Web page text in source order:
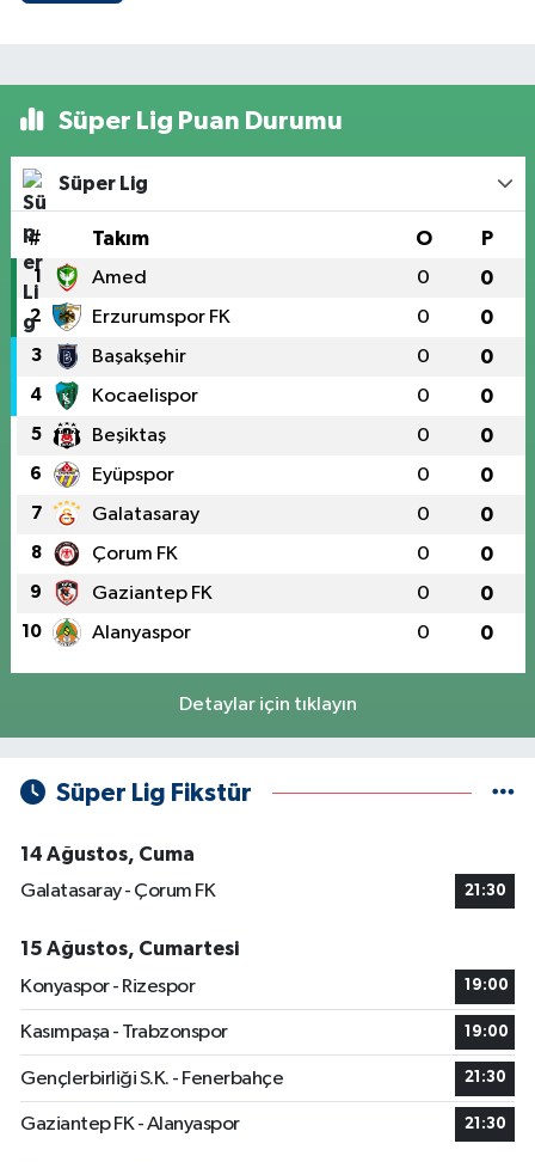
Süper Lig Puan Durumu
Süper Lig
# Takım O P
1 Amed 0 0
2 Erzurumspor FK 0 0
3 Başakşehir 0 0
4 Kocaelispor 0 0
5 Beşiktaş 0 0
6 Eyüpspor 0 0
7 Galatasaray 0 0
8 Çorum FK 0 0
9 Gaziantep FK 0 0
10 Alanyaspor 0 0
Detaylar için tıklayın
Süper Lig Fikstür
14 Ağustos, Cuma
Galatasaray - Çorum FK
21:30
15 Ağustos, Cumartesi
Konyaspor - Rizespor
19:00
Kasımpaşa - Trabzonspor 19:00
Gençlerbirliği S.K. - Fenerbahçe 21:30
Gaziantep FK - Alanyaspor 21:30